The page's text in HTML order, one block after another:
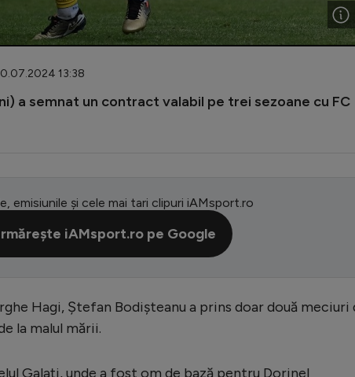
13:38
a semnat un contract valabil pe trei sezoane cu FC
emisiunile și cele mai tari clipuri iAMsport.ro
iAMsport.ro pe Google
Hagi, Ștefan Bodișteanu a prins doar două meciuri
la malul mării.
Galați, unde a fost om de bază pentru Dorinel